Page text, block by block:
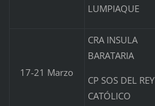
LUMPIAQUE
17-21 Marzo
CRA INSULA
BARATARIA
CP SOS DEL REY
CATÓLICO